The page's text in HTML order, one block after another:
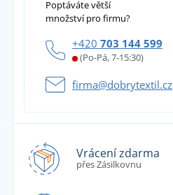
Poptáváte větší
množství pro firmu?
+420 703 144 599
(Po-Pá, 7-15:30)
firma@dobrytextil.cz
Vrácení zdarma
přes Zásilkovnu